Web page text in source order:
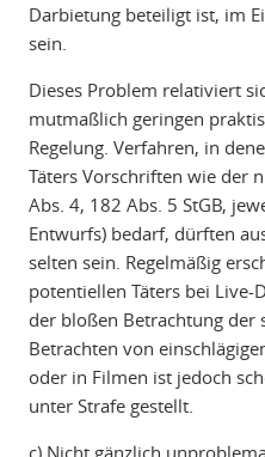
Darbietung beteiligt ist, im
sein.
Dieses Problem relativiert
mutmaßlich geringen
Regelung. Verfahren, in
Täters Vorschriften wie der
Abs. 4, 182 Abs. 5 StGB,
Entwurfs) bedarf, dürften
selten sein. Regelmäßig
potentiellen Täters bei
der bloßen Betrachtung der
Betrachten von
oder in Filmen ist jedoch
unter Strafe gestellt.
c) Nicht gänzlich